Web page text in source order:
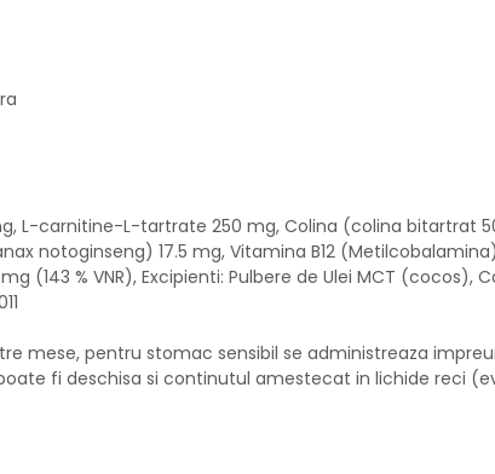
L-carnitine-L-tartrate 250 mg, Colina (colina bitartrat
notoginseng) 17.5 mg, Vitamina B12
(143 % VNR), Excipienti: Pulbere de Ulei MCT (cocos),
mese, pentru stomac sensibil se administreaza
fi deschisa si continutul amestecat in lichide reci